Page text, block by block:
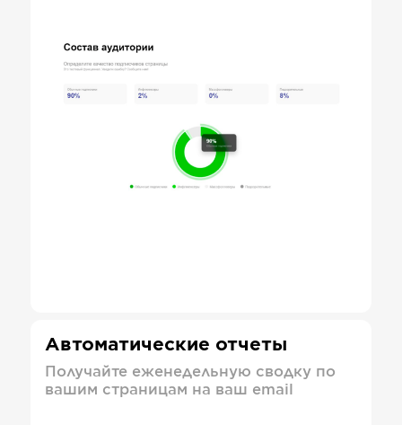
Автоматические отчеты
Получайте еженедельную сводку по
вашим страницам на ваш email